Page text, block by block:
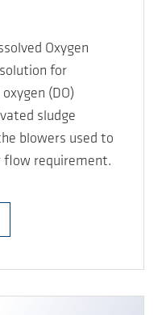
Oxygen
for
(DO)
sludge
blowers used to
flow requirement.